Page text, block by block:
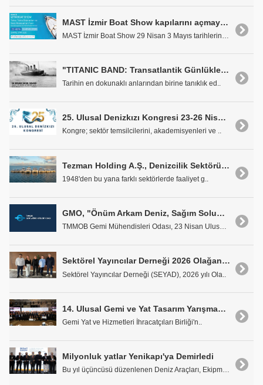
MAST İzmir Boat Show kapılarını açmaya hazırlanıyor
"TITANIC BAND: Transatlantik Günlükleri" 14 Nisan'da Deniz Müzesi'nde
Tarihin en dokunaklı anlarından birine tanıklık ed..
25. Ulusal Denizkızı Kongresi 23-26 Nisan Tarihlerinde Antalya'da Gerçekleşecek
Kongre; sektör temsilcilerini, akademisyenleri ve ..
Tezman Holding A.Ş., Denizcilik Sektöründe Stratejik Bir Adım Olarak Selmarin Turizm ve Ticaret A.Ş.'yi Kurdu
1948'den bu yana farklı sektörlerde faaliyet g..
GMO, "Önüm Arkam Deniz, Sağım Solum Gemi" Konulu Resim Yarışması Düzenleniyor
TMMOB Gemi Mühendisleri Odası, 23 Nisan Ulusal Ege..
Sektörel Yayıncılar Derneği 2026 Olağan Genel Kurulu Gerçekleştirildi
Sektörel Yayıncılar Derneği (SEYAD), 2026 yılı Ola..
14. Ulusal Gemi ve Yat Tasarım Yarışması Sonuçlandı
Gemi Yat ve Hizmetleri İhracatçıları Birliği'n..
Milyonluk yatlar Yenikapı'ya Demirledi
Bu yıl üçüncüsü düzenlenen Deniz Araçları, Ekipman..